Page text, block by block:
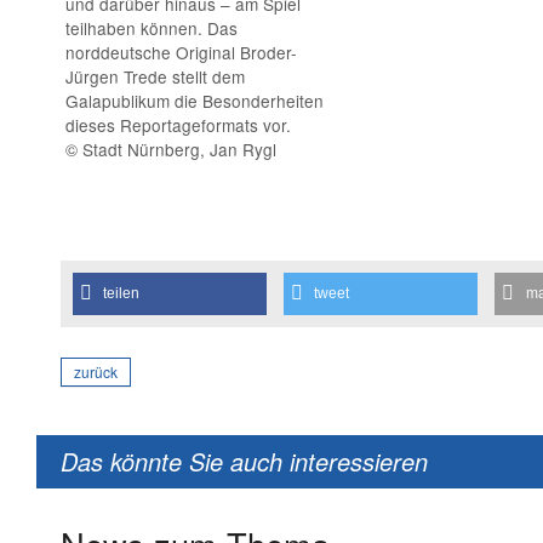
teilhaben können. Das
norddeutsche Original Broder-
Jürgen Trede stellt dem
Galapublikum die Besonderheiten
dieses Reportageformats vor.
© Stadt Nürnberg, Jan Rygl
teilen tweet
zurück
Das könnte Sie auch interessieren